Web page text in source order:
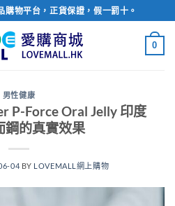
購物平台，正貨保證，假一罰十。
0
男性健康
P-Force Oral Jelly 印度
鋼的真實效果
04 BY LOVEMALL網上購物